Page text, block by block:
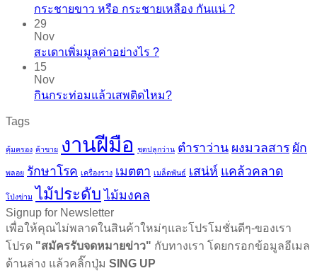
กระชายขาว​ หรือ​ กระชายเหลือง กันแน่ ?
29
Nov
สะเดาเพิ่มมูลค่าอย่างไร ?
15
Nov
กินกระท่อมแล้วเสพติดไหม?
Tags
คุ้มครอง ค้าขาย งานฝีมือ ชุดปลูกว่าน ตำราว่าน ผงมวลสาร ผัก
พลอย รักษาโรค เครื่องราง เมตตา เมล็ดพันธ์ เสน่ห์ แคล้วคลาด
โป่งข่าม ไม้ประดับ ไม้มงคล
Signup for Newsletter
เพื่อให้คุณไม่พลาดในสินค้าใหม่ๆและโปรโมชั่นดีๆ-ของเรา
โปรด "สมัครรับจดหมายข่าว" กับทางเรา โดยกรอกข้อมูลอีเมล
ด้านล่าง แล้วคลิ๊กปุ่ม SING UP